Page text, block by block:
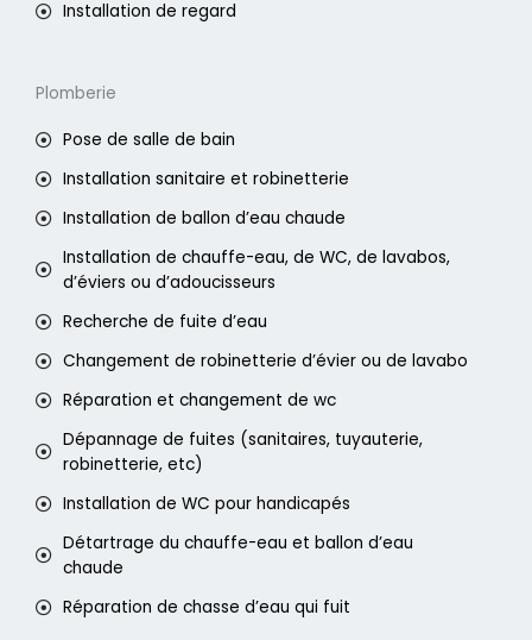
Installation de regard
Plomberie
Pose de salle de bain
Installation sanitaire et robinetterie
Installation de ballon d’eau chaude
Installation de chauffe-eau, de WC, de lavabos,
d’éviers ou d’adoucisseurs
Recherche de fuite d’eau
Changement de robinetterie d’évier ou de lavabo
Réparation et changement de wc
Dépannage de fuites (sanitaires, tuyauterie,
robinetterie, etc)
Installation de WC pour handicapés
Détartrage du chauffe-eau et ballon d’eau
chaude
Réparation de chasse d’eau qui fuit